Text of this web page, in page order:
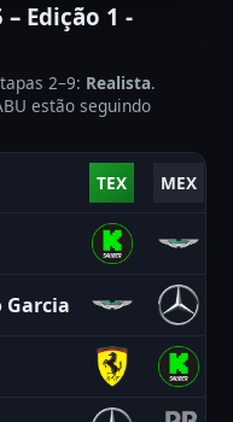
– Edição 1 -
2–9: Realista.
estão seguindo
TEX MEX